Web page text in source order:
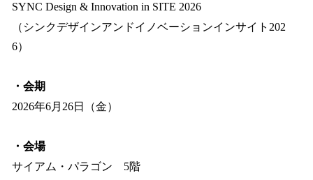
SYNC Design & Innovation in SITE 2026
（シンクデザインアンドイノベーションインサイト202
6）
・会期
2026年6月26日（金）
・会場
サイアム・パラゴン 5階